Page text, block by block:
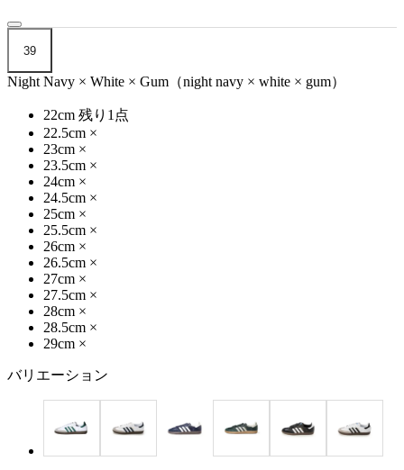
39
Night Navy × White × Gum（night navy × white × gum）
22cm 残り1点
22.5cm ×
23cm ×
23.5cm ×
24cm ×
24.5cm ×
25cm ×
25.5cm ×
26cm ×
26.5cm ×
27cm ×
27.5cm ×
28cm ×
28.5cm ×
29cm ×
バリエーション